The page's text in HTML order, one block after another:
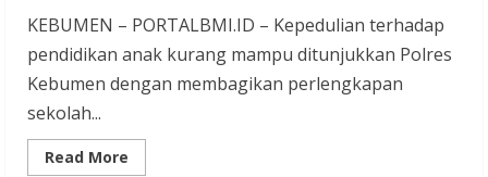
Day Raup Rp 20,6 T dalam Sepekan
Redaksi 01 August 6, 2026
KEBUMEN – PORTALBMI.ID – Kepedulian terhadap
pendidikan anak kurang mampu ditunjukkan Polres
Kebumen dengan membagikan perlengkapan
sekolah...
Read More
more